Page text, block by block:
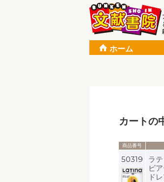
ホーム
カートの
商品番号
50319
ラ
ビ
ド